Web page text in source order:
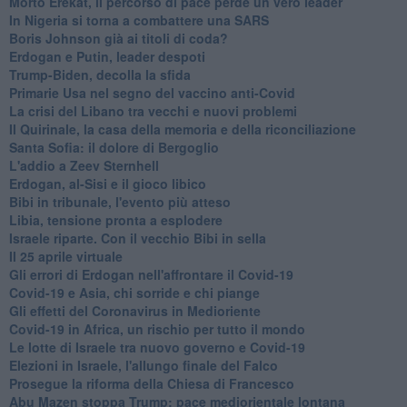
In Nigeria si torna a combattere una SARS
Boris Johnson già ai titoli di coda?
Erdogan e Putin, leader despoti
Trump-Biden, decolla la sfida
Primarie Usa nel segno del vaccino anti-Covid
La crisi del Libano tra vecchi e nuovi problemi
Il Quirinale, la casa della memoria e della riconciliazione
Santa Sofia: il dolore di Bergoglio
L'addio a ​Zeev Sternhell
Erdogan, al-Sisi e il gioco libico
Bibi in tribunale, l'evento più atteso
Libia, tensione pronta a esplodere
Israele riparte. Con il vecchio Bibi in sella
Il 25 aprile virtuale
Gli errori di Erdogan nell'affrontare il Covid-19
Covid-19 e Asia, chi sorride e chi piange
Gli effetti del Coronavirus in Medioriente
Covid-19 in Africa, un rischio per tutto il mondo
Le lotte di Israele tra nuovo governo e Covid-19
Elezioni in Israele, l'allungo finale del Falco
Prosegue la riforma della Chiesa di Francesco
Abu Mazen stoppa Trump: pace mediorientale lontana